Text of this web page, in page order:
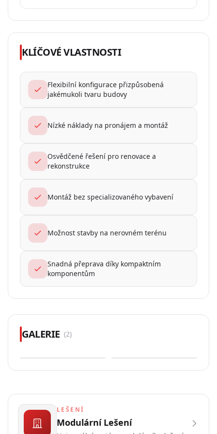
KLÍČOVÉ VLASTNOSTI
Flexibilní konfigurace přizpůsobená
jakémukoli tvaru budovy
Nízké náklady na pronájem a montáž
Osvědčené řešení pro renovace a
rekonstrukce
Montáž bez specializovaného vybavení
Možnost stavby na nerovném terénu
Snadná přeprava díky kompaktním
komponentům
GALERIE (2)
LEŠENÍ
Modulární Lešení